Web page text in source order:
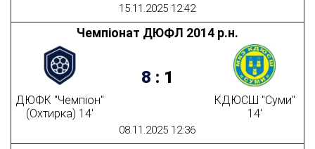
15.11.2025 12:42
08.11.2025 12:36
Чемпіонат ДЮФЛ 2014 р.н.
ДЮФК "Чемпіон"
(Охтирка) 14'
8 : 1
КДЮСШ "Суми"
14'